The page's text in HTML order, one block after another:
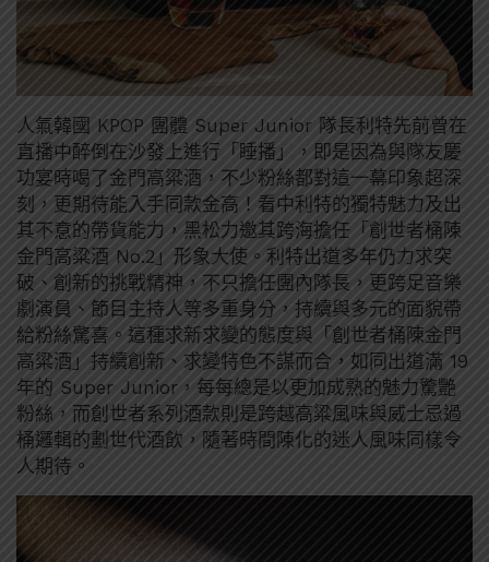
人氣韓國 KPOP 團體 Super Junior 隊長利特先前曾在
直播中醉倒在沙發上進行「睡播」，即是因為與隊友慶
功宴時喝了金門高粱酒，不少粉絲都對這一幕印象超深
刻，更期待能入手同款金高！看中利特的獨特魅力及出
其不意的帶貨能力，黑松力邀其跨海擔任「創世者桶陳
金門高粱酒 No.2」形象大使。利特出道多年仍力求突
破、創新的挑戰精神，不只擔任團內隊長，更跨足音樂
劇演員、節目主持人等多重身分，持續與多元的面貌帶
給粉絲驚喜。這種求新求變的態度與「創世者桶陳金門
高粱酒」持續創新、求變特色不謀而合，如同出道滿 19
年的 Super Junior，每每總是以更加成熟的魅力驚艷
粉絲，而創世者系列酒款則是跨越高粱風味與威士忌過
桶邏輯的劃世代酒飲，隨著時間陳化的迷人風味同樣令
人期待。